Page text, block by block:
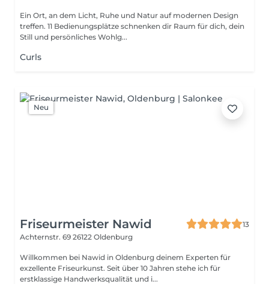
Ein Ort, an dem Licht, Ruhe und Natur auf modernen Design
treffen. 11 Bedienungsplätze schnenken dir Raum für dich, dein
Still und persönliches Wohlg...
Curls
Neu
Friseurmeister Nawid
13
Achternstr. 69 26122 Oldenburg
Willkommen bei Nawid in Oldenburg deinem Experten für
exzellente Friseurkunst. Seit über 10 Jahren stehe ich für
erstklassige Handwerksqualität und i...